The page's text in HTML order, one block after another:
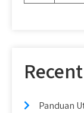
Panduan